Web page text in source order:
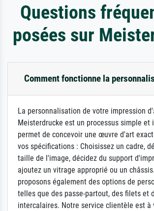
Questions
posées sur
Comment fonctionne la
La personnalisation de votre impression
Meisterdrucke est un processus simple
permet de concevoir une œuvre d'art
vos spécifications : Choisissez un cadre,
taille de l'image, décidez du support
ajoutez un vitrage approprié ou un
proposons également des options de
telles que des passe-partout, des filets et
intercalaires. Notre service clientèle est à